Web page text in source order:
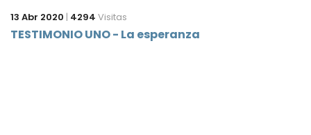
13 Abr 2020 | 4294 Visitas
TESTIMONIO UNO - La esperanza